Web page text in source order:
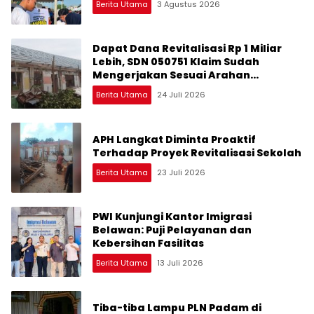
Berita Utama 3 Agustus 2026
Dapat Dana Revitalisasi Rp 1 Miliar
Lebih, SDN 050751 Klaim Sudah
Mengerjakan Sesuai Arahan
Perencana
Berita Utama 24 Juli 2026
APH Langkat Diminta Proaktif
Terhadap Proyek Revitalisasi Sekolah
Berita Utama 23 Juli 2026
PWI Kunjungi Kantor Imigrasi
Belawan: Puji Pelayanan dan
Kebersihan Fasilitas
Berita Utama 13 Juli 2026
Tiba-tiba Lampu PLN Padam di